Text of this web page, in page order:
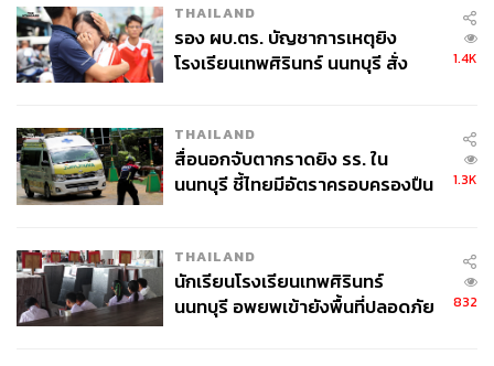
THAILAND
รอง ผบ.ตร. บัญชาการเหตุยิง
โรงเรียนเทพศิรินทร์ นนทบุรี สั่ง
1.4K
THAILAND
สื่อนอกจับตากราดยิง รร. ใน
นนทบุรี ชี้ไทยมีอัตราครอบครองปืน
1.3K
THAILAND
นักเรียนโรงเรียนเทพศิรินทร์
นนทบุรี อพยพเข้ายังพื้นที่ปลอดภัย
832